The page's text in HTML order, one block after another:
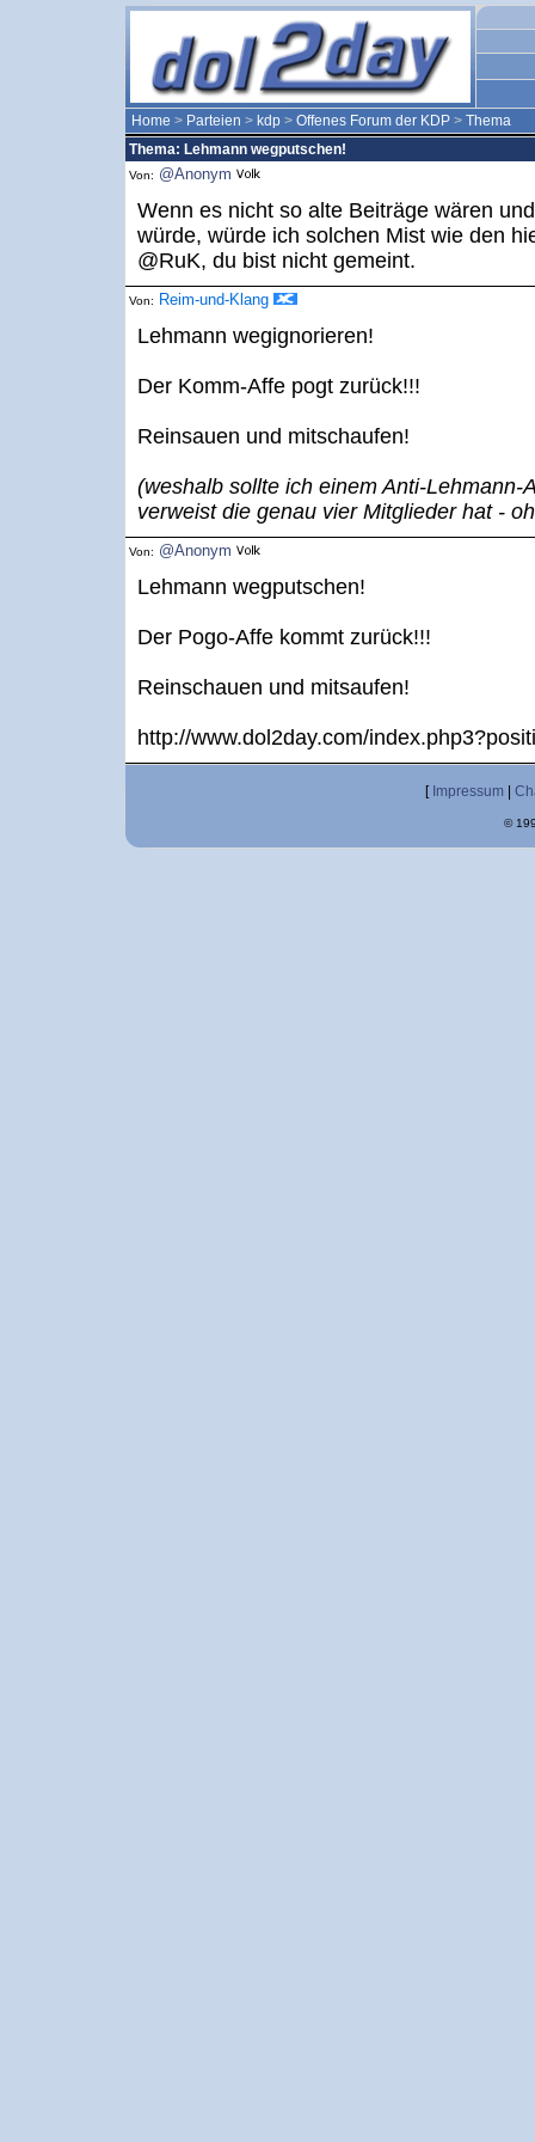
Home > Parteien > kdp > Offenes Forum der KDP > Thema
Thema: Lehmann wegputschen!
Von: @Anonym
Wenn es nicht so alte Beiträge wären
würde, würde ich solchen Mist wie den
@RuK, du bist nicht gemeint.
Von: Reim-und-Klang
Lehmann wegignorieren!
Der Komm-Affe pogt zurück!!!
Reinsauen und mitschaufen!
(weshalb sollte ich einem Anti-Lehmann-
verweist die genau vier Mitglieder hat -
Von: @Anonym
Lehmann wegputschen!
Der Pogo-Affe kommt zurück!!!
Reinschauen und mitsaufen!
http://www.dol2day.com/
[ Impressum
©